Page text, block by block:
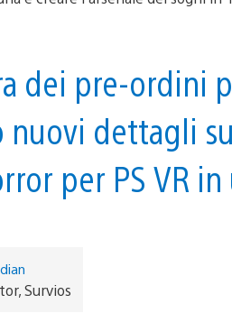
dei pre-ordini
nuovi dettagli
per PS VR
Survios